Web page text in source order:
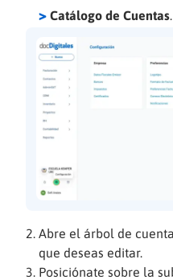
> Catálogo de Cuentas.
Abre el árbol de
que deseas editar.
Posiciónate sobre la